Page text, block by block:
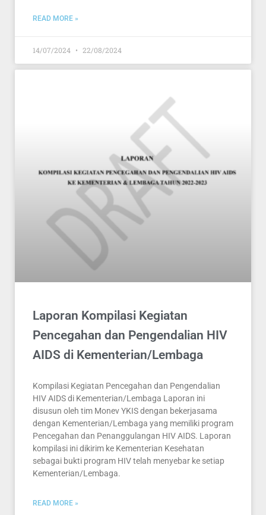
READ MORE »
14/07/2024 22/08/2024
Laporan Kompilasi Kegiatan
Pencegahan dan Pengendalian HIV
AIDS di Kementerian/Lembaga
Kompilasi Kegiatan Pencegahan dan Pengendalian
HIV AIDS di Kementerian/Lembaga Laporan ini
disusun oleh tim Monev YKIS dengan bekerjasama
dengan Kementerian/Lembaga yang memiliki program
Pencegahan dan Penanggulangan HIV AIDS. Laporan
kompilasi ini dikirim ke Kementerian Kesehatan
sebagai bukti program HIV telah menyebar ke setiap
Kementerian/Lembaga.
READ MORE »